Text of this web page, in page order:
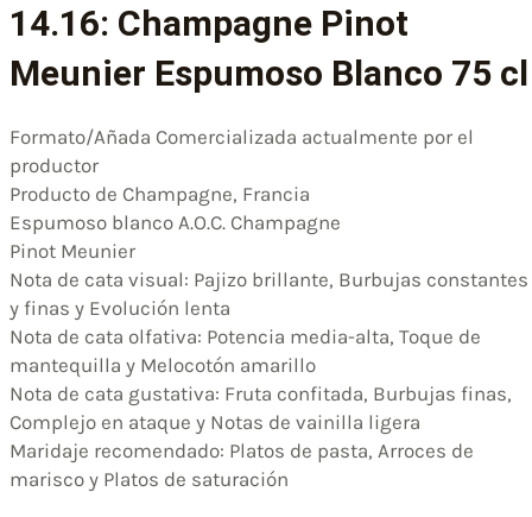
14.16: Champagne Pinot
Meunier Espumoso Blanco 75 cl
Formato/Añada Comercializada actualmente por el
productor
Producto de Champagne, Francia
Espumoso blanco A.O.C. Champagne
Pinot Meunier
Nota de cata visual: Pajizo brillante, Burbujas constantes
y finas y Evolución lenta
Nota de cata olfativa: Potencia media-alta, Toque de
mantequilla y Melocotón amarillo
Nota de cata gustativa: Fruta confitada, Burbujas finas,
Complejo en ataque y Notas de vainilla ligera
Maridaje recomendado: Platos de pasta, Arroces de
marisco y Platos de saturación